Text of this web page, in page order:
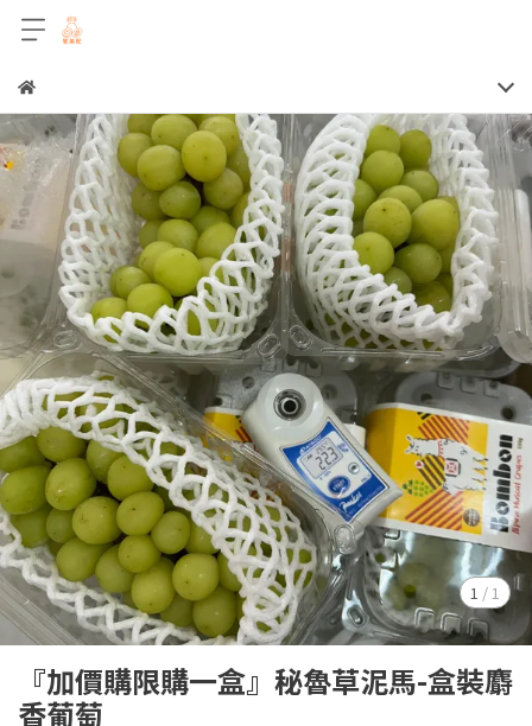
1 / 1
『加價購限購一盒』秘魯草泥馬-盒裝麝
香葡萄